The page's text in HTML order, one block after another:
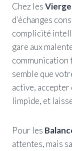
Chez les
d’échanges
complicité
gare aux
communication
semble que
active,
limpide, et
Pour les
attentes, mais